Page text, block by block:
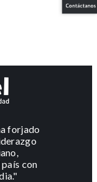
forjado
con